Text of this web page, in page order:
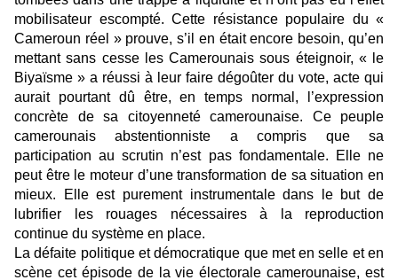
mobilisateur escompté. Cette résistance populaire du «
Cameroun réel » prouve, s’il en était encore besoin, qu’en
mettant sans cesse les Camerounais sous éteignoir, « le
Biyaïsme » a réussi à leur faire dégoûter du vote, acte qui
aurait pourtant dû être, en temps normal, l’expression
concrète de sa citoyenneté camerounaise. Ce peuple
camerounais abstentionniste a compris que sa
participation au scrutin n’est pas fondamentale. Elle ne
peut être le moteur d’une transformation de sa situation en
mieux. Elle est purement instrumentale dans le but de
lubrifier les rouages nécessaires à la reproduction
continue du système en place.
La défaite politique et démocratique que met en selle et en
scène cet épisode de la vie électorale camerounaise, est